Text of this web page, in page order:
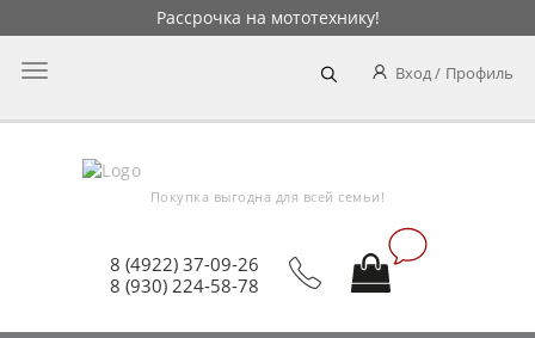
Рассрочка на мототехнику!
Вход Профиль
Главное
8 (4922) 37-09-26
8 (930) 224-58-78
Покупка выгодна для всей семьи!